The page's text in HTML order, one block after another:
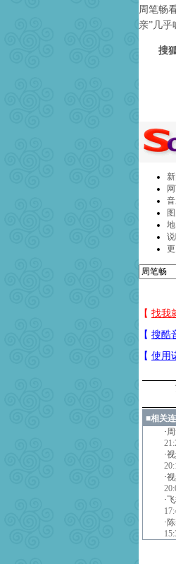
周笔畅
亲”几乎
搜狐
■相关
·
·
·
·
·